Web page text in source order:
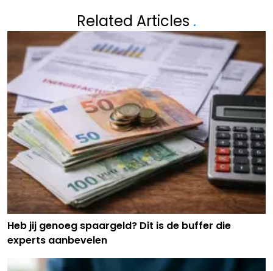
Related Articles .
Heb jij genoeg spaargeld? Dit is de buffer die
experts aanbevelen